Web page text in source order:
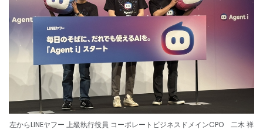
左からLINEヤフー 上級執行役員 コーポレートビジネスドメインCPO 二木 祥